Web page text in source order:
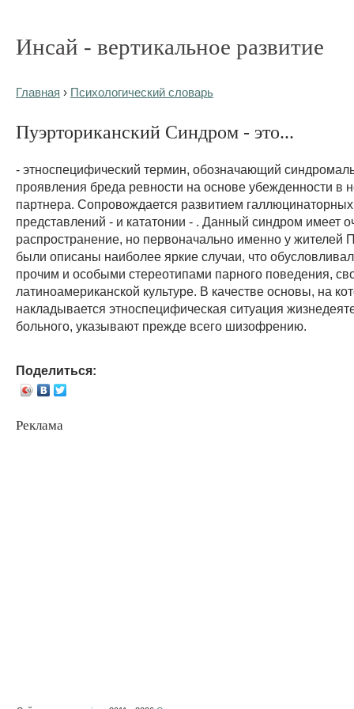
Инсай - вертикальное развитие
Главная › Психологический словарь
Пуэрториканский Синдром - это...
- этноспецифический термин, обозначающий
проявления бреда ревности на основе убежденности в
партнера. Сопровождается развитием галлюцинаторных
представлений - и кататонии - . Данный синдром имеет
распространение, но первоначально именно у жителей
были описаны наиболее яркие случаи, что
прочим и особыми стереотипами парного поведения,
латиноамериканской культуре. В качестве основы, на
накладывается этноспецифическая ситуация
больного, указывают прежде всего шизофрению.
Поделиться:
Реклама